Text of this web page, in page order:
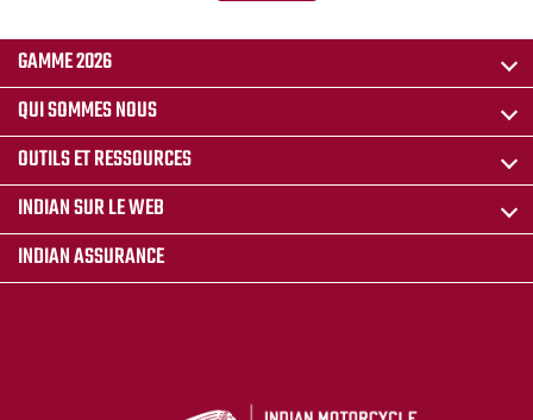
GAMME 2026
QUI SOMMES NOUS
OUTILS ET RESSOURCES
INDIAN SUR LE WEB
INDIAN ASSURANCE